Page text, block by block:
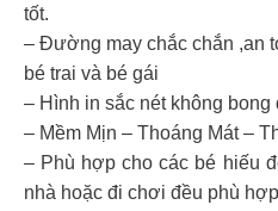
tốt.
– Đường may chắc chắn ,an
bé trai và bé gái
– Hình in sắc nét không bong
– Mềm Mịn – Thoáng Mát –
– Phù hợp cho các bé hiếu
nhà hoặc đi chơi đều phù